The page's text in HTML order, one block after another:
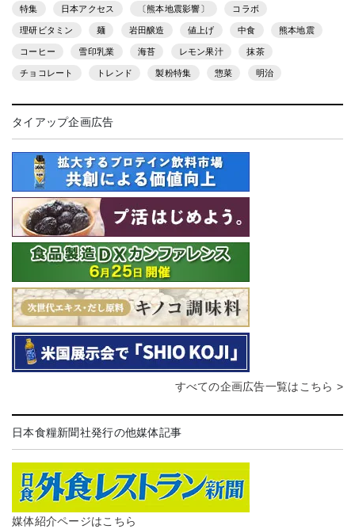
特集 日本アクセス 〔熊本地震影響〕 コラボ
理研ビタミン 麺 岩田醸造 値上げ 中食 熊本地震
コーヒー 雪印乳業 海苔 レモン果汁 抹茶
チョコレート トレンド 製粉特集 惣菜 明治
タイアップ企画広告
すべての企画広告一覧はこちら >
日本食糧新聞社発行の他媒体記事
媒体紹介ページはこちら